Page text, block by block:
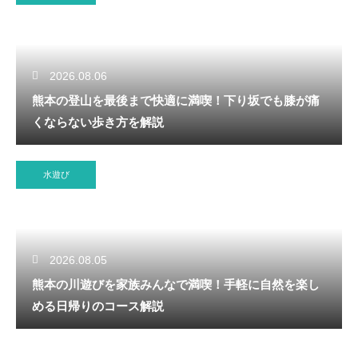
2026.08.06
熊本の登山を最後まで快適に満喫！下り坂でも膝が痛
くならない歩き方を解説
水遊び
2026.08.05
熊本の川遊びを家族みんなで満喫！手軽に自然を楽し
める日帰りのコース解説